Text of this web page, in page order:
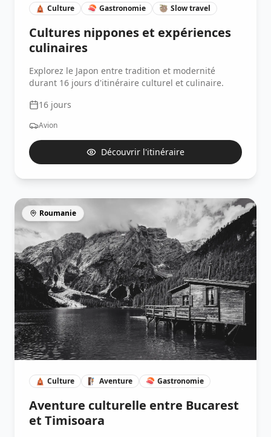
🛕 Culture 🍣 Gastronomie 🦥 Slow travel
Cultures nippones et expériences
culinaires
Explorez le Japon entre tradition et modernité
durant 16 jours d'itinéraire culturel et culinaire.
16 jours
Avion
Découvrir l'itinéraire
Roumanie
🛕 Culture 🧗🏽 Aventure 🍣 Gastronomie
Aventure culturelle entre Bucarest
et Timisoara